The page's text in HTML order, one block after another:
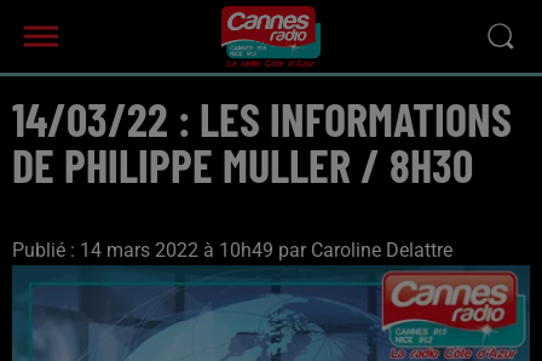
14/03/22 : LES INFORMATIONS
DE PHILIPPE MULLER / 8H30
Publié : 14 mars 2022 à 10h49 par Caroline Delattre